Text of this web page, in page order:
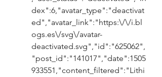
dex":6,"avatar_type":"deactivat
ed","avatar_link":"https:\/\/i.bl
ogs.es\/svg\/avatar-
deactivated.svg","id":"625062",
"post_id":"141017","date":1505
933551,"content_filtered":"Lithi